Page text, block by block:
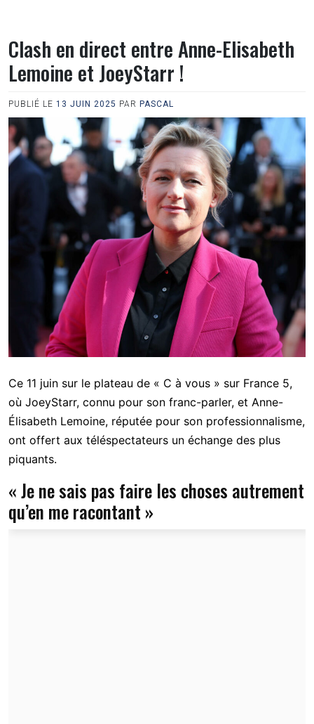
Clash en direct entre Anne-Elisabeth
Lemoine et JoeyStarr !
PUBLIÉ LE 13 JUIN 2025 PAR PASCAL
Ce 11 juin sur le plateau de « C à vous » sur France 5,
où JoeyStarr, connu pour son franc-parler, et Anne-
Élisabeth Lemoine, réputée pour son professionnalisme,
ont offert aux téléspectateurs un échange des plus
piquants.
« Je ne sais pas faire les choses autrement
qu’en me racontant »